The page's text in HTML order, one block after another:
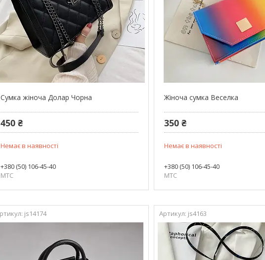
Сумка жіноча Долар Чорна
450 ₴
Немає в наявності
+380 (50) 106-45-40
МТС
Жіноча сумка Веселка
350 ₴
Немає в наявності
+380 (50) 106-45-40
МТС
js14174 js4163